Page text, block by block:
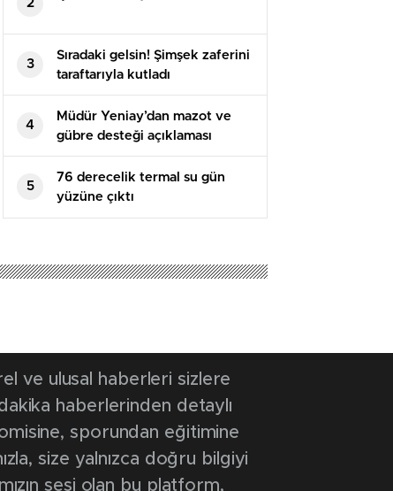
2
3
Sıradaki gelsin! Şimşek zaferini
taraftarıyla kutladı
4
Müdür Yeniay’dan mazot ve
gübre desteği açıklaması
5
76 derecelik termal su gün
yüzüne çıktı